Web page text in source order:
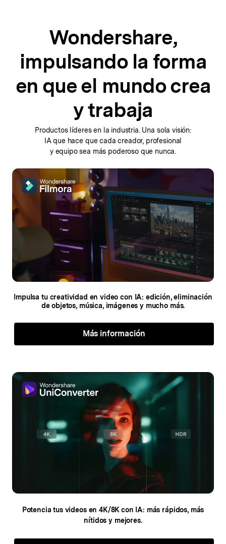
Wondershare,
impulsando la forma
en que el mundo crea
y trabaja
Productos líderes en la industria. Una sola visión:
IA que hace que cada creador, profesional
y equipo sea más poderoso que nunca.
Impulsa tu creatividad en video con IA: edición,eliminación
de objetos, música, imágenes y mucho más.
Más información
Potencia tus videos en 4K/8K con IA: más rápidos, más
nítidos y mejores.